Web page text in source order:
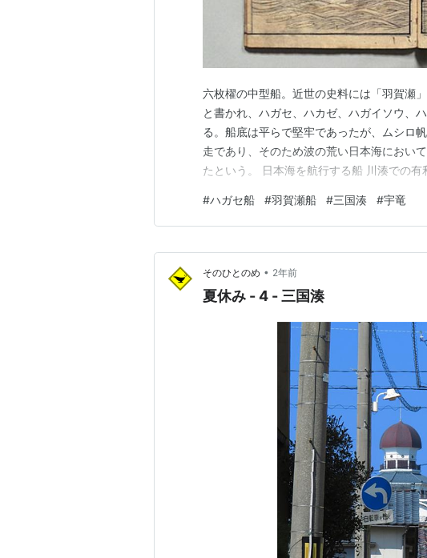
六枚櫂の中型船。近世の史料には「羽賀瀬
と書かれ、ハガセ、ハカゼ、ハガイソウ、
る。船底は平らで堅牢であったが、ムシロ
走であり、そのため波の荒い日本海におい
たという。 日本海を航行する船 川湊での
りの船についてしばしば「ハガセ」という
（漁師）船」、つまり漁船の調査を目的と
#ハガセ船 #羽賀瀬船 #三国湊 #宇竜
そのひとのめ • 2年前
夏休み - 4 - 三国湊